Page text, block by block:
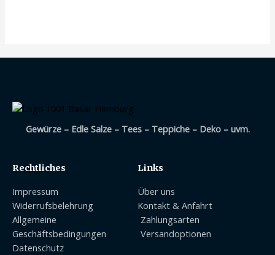
Gewürze – Edle Salze – Tees – Teppiche – Deko – uvm.
Rechtliches
Impressum
Widerrufsbelehrung
Allgemeine
Geschäftsbedingungen
Datenschutz
Links
Über uns
Kontakt & Anfahrt
Zahlungsarten
Versandoptionen